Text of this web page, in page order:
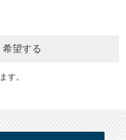
希望する
す。